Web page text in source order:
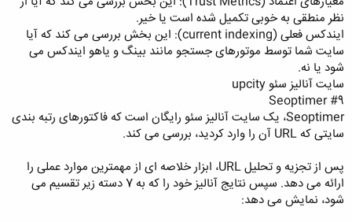
نظر منطقی به خوبی تکمیل شده است یا خیر.
ایندکس فعلی (current indexing): این بخش بررسی می کند که آیا
سایت شما توسط موتورهای جستجو مانند بینگ و یاهو ایندکس می
شود یا نه.
سایت آنالیز سئو upcity
#9 Seoptimer
Seoptimer، یک سایت آنالیز سئو رایگان است که فاکتورهای رتبه بندی
سایتی که URL آن را وارد کردید، بررسی می کند.
پس از تجزیه و تحلیل URL، ابزار خلاصه ای از مهمترین موارد عملی را
ارائه می دهد. سپس نتایج آنالیز خود را که به 7 دسته زیر تقسیم می
شود، نمایش می دهد: